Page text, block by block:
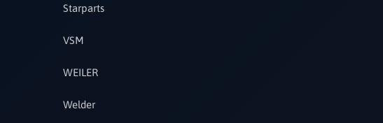
Starparts
VSM
WEILER
Welder